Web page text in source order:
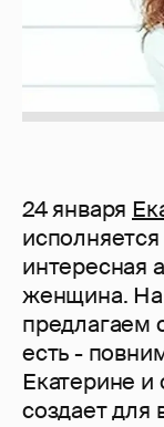
24 января
интересная
женщина. На
предлагаем
есть -
Екатерине
создает для